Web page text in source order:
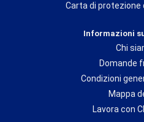
Carta di protezione
Informazioni
Chi
Domande
Condizioni
Mappa
Lavora con